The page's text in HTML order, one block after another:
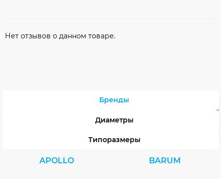
Нет отзывов о данном товаре.
Бренды
Диаметры
Типоразмеры
APOLLO BARUM